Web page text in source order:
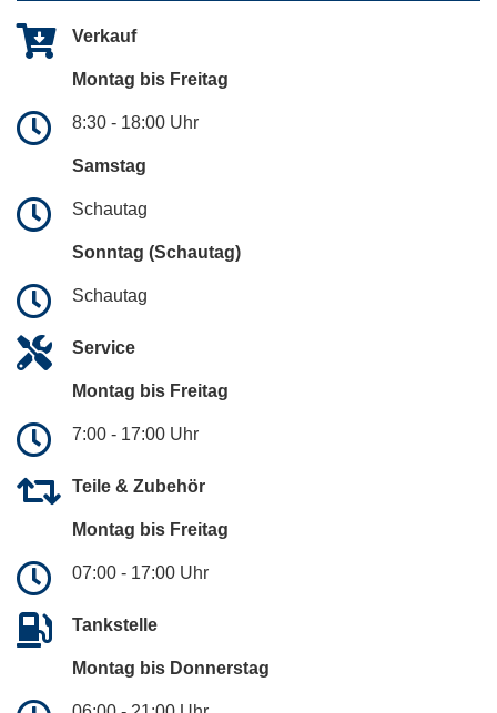
Verkauf
Montag bis Freitag
8:30 - 18:00 Uhr
Samstag
Schautag
Sonntag (Schautag)
Schautag
Service
Montag bis Freitag
7:00 - 17:00 Uhr
Teile & Zubehör
Montag bis Freitag
07:00 - 17:00 Uhr
Tankstelle
Montag bis Donnerstag